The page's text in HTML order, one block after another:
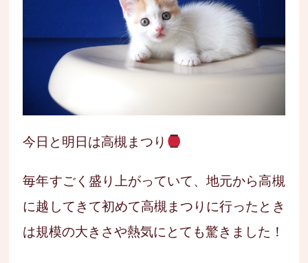
今日と明日は高槻まつり
毎年すごく盛り上がっていて、地元から高槻
に越してきて初めて高槻まつりに行ったとき
は規模の大きさや熱気にとても驚きました！